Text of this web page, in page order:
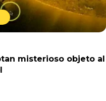
misterioso objeto al